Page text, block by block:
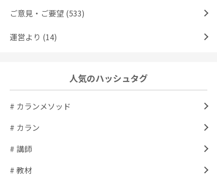
ご意見・ご要望 (533)
運営より (14)
人気のハッシュタグ
# カランメソッド
# カラン
# 講師
# 教材